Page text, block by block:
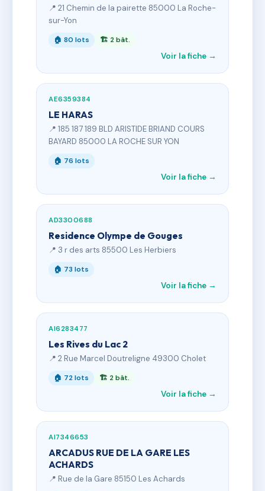
📍 21 Chemin de la pairette 85000 La Roche-
sur-Yon
🏠 80 lots 🏗 2 bât.
Voir la fiche →
AE6359384
LE HARAS
📍 185 187 189 BLD ARISTIDE BRIAND COURS
BAYARD 85000 LA ROCHE SUR YON
🏠 76 lots
Voir la fiche →
AD3300688
Residence Olympe de Gouges
📍 3 r des arts 85500 Les Herbiers
🏠 73 lots
Voir la fiche →
AI6283477
Les Rives du Lac 2
📍 2 Rue Marcel Doutreligne 49300 Cholet
🏠 72 lots 🏗 2 bât.
Voir la fiche →
AI7346653
ARCADUS RUE DE LA GARE LES
ACHARDS
📍 Rue de la Gare 85150 Les Achards